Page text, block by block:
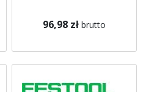
96,98 zł brutto